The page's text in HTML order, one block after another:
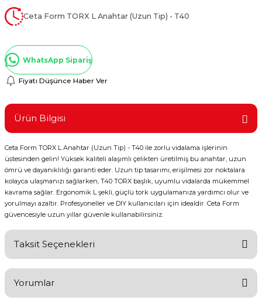
Kaplamalar
Aletleri
Ceta Form TORX L Anahtar (Uzun Tip) - T40
WhatsApp Sipariş
Fiyatı Düşünce Haber Ver
Ürün Bilgisi
Ceta Form TORX L Anahtar (Uzun Tip) - T40 ile zorlu vidalama işlerinin
üstesinden gelin! Yüksek kaliteli alaşımlı çelikten üretilmiş bu anahtar, uzun
ömrü ve dayanıklılığı garanti eder. Uzun tip tasarımı, erişilmesi zor noktalara
kolayca ulaşmanızı sağlarken, T40 TORX başlık, uyumlu vidalarda mükemmel
kavrama sağlar. Ergonomik L şekli, güçlü tork uygulamanıza yardımcı olur ve
yorulmayı azaltır. Profesyoneller ve DIY kullanıcıları için idealdir. Ceta Form
güvencesiyle uzun yıllar güvenle kullanabilirsiniz.
Taksit Seçenekleri
Yorumlar